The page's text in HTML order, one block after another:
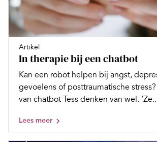
Artikel
In therapie bij een chatbot
Kan een robot helpen bij angst,
gevoelens of posttraumatische
van chatbot Tess denken van wel.
Lees meer